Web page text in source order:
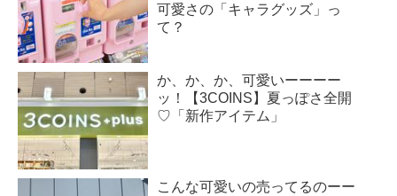
可愛さの「キャラグッズ」っ
て？
か、か、か、可愛いーーーー
ッ！【3COINS】夏っぽさ全開
♡「新作アイテム」
こんな可愛いの売ってるのーー